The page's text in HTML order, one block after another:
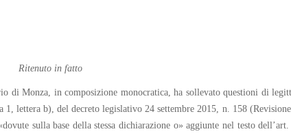
Ritenuto in fatto
di Monza, in composizione monocratica, ha sollevato questioni di
lettera b), del decreto legislativo 24 settembre 2015, n. 158
sulla base della stessa dichiarazione o» aggiunte nel testo